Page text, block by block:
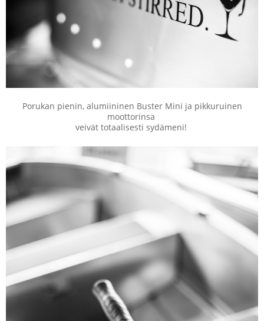
Porukan pienin, alumiininen Buster Mini ja pikkuruinen
moottorinsa
veivät totaalisesti sydämeni!